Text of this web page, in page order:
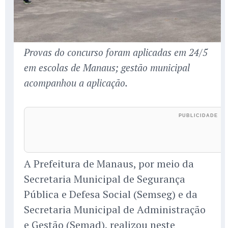
Provas do concurso foram aplicadas em 24/5
em escolas de Manaus; gestão municipal
acompanhou a aplicação.
A Prefeitura de Manaus, por meio da
Secretaria Municipal de Segurança
Pública e Defesa Social (Semseg) e da
Secretaria Municipal de Administração
e Gestão (Semad), realizou neste